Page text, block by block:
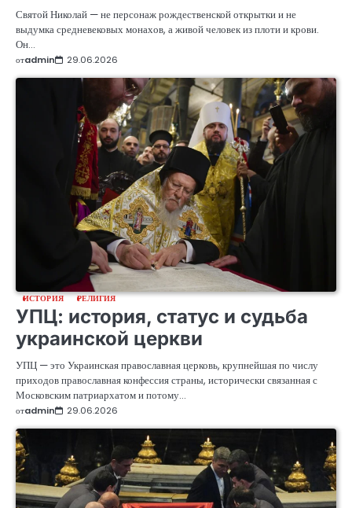
Святой Николай — не персонаж рождественской открытки и не
выдумка средневековых монахов, а живой человек из плоти и крови.
Он…
отadmin 29.06.2026
ИСТОРИЯ РЕЛИГИЯ
УПЦ: история, статус и судьба
украинской церкви
УПЦ — это Украинская православная церковь, крупнейшая по числу
приходов православная конфессия страны, исторически связанная с
Московским патриархатом и потому…
отadmin 29.06.2026